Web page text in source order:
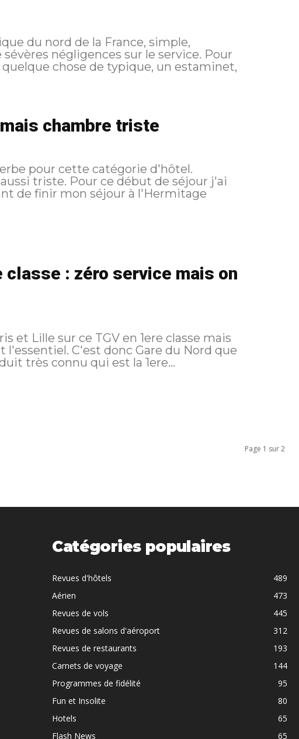
du nord de la France, simple,
négligences sur le service. Pour
chose de typique, un estaminet,
chambre triste
pour cette catégorie d'hôtel.
de séjour j'ai
de finir mon séjour à l'Hermitage
: zéro service mais on
et Lille sur ce TGV en 1ere classe mais
du Nord que
très connu qui est la 1ere...
Page 1 sur 2
Catégories populaires
Revues d'hôtels
489
Aérien
473
Revues de vols
445
Revues de salons d'aéroport
312
Revues de restaurants
193
Carnets de voyage
144
Programmes de fidélité
95
Fun et Insolite
80
Hotels
65
Flash News
65